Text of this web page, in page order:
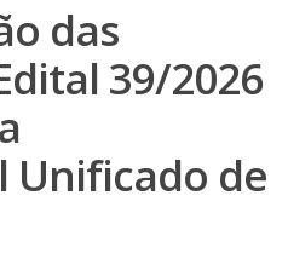
das
39/2026
Unificado de